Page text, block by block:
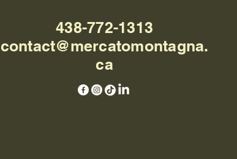
438-772-1313
contact@mercatomontagna.
ca